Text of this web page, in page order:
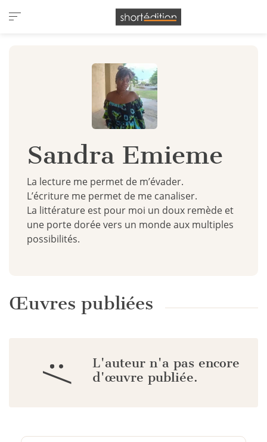
Panneau de gestion des cookies
Sandra Emieme
La lecture me permet de m’évader.
L’écriture me permet de me canaliser.
La littérature est pour moi un doux remède et
une porte dorée vers un monde aux multiples
possibilités.
Œuvres publiées
:/
L'auteur n'a pas encore
d'œuvre publiée.